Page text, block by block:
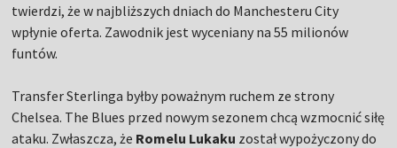
twierdzi, że w najbliższych dniach do Manchesteru City
wpłynie oferta. Zawodnik jest wyceniany na 55 milionów
funtów.
Transfer Sterlinga byłby poważnym ruchem ze strony
Chelsea. The Blues przed nowym sezonem chcą wzmocnić siłę
ataku. Zwłaszcza, że Romelu Lukaku został wypożyczony do